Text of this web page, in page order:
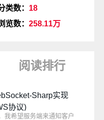
类数： 18
览数： 258.11万
阅读排行
Sharp实现
协议)
我希望服务端来通知客户